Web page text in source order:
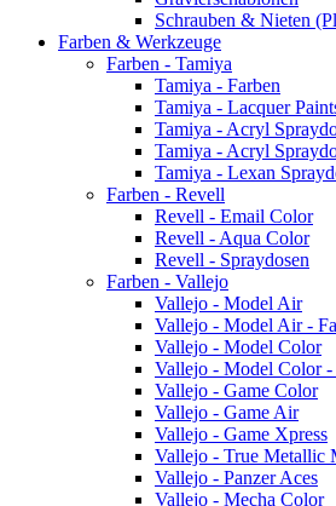
Schrauben & Nieten
Farben & Werkzeuge
Farben - Tamiya
Tamiya - Farben
Tamiya - Lacquer
Tamiya - Acryl
Tamiya - Acryl
Tamiya - Lexan
Farben - Revell
Revell - Email Color
Revell - Aqua Color
Revell - Spraydosen
Farben - Vallejo
Vallejo - Model Air
Vallejo - Model Air -
Vallejo - Model Color
Vallejo - Model Color -
Vallejo - Game Color
Vallejo - Game Air
Vallejo - Game Xpress
Vallejo - True Metallic
Vallejo - Panzer Aces
Vallejo - Mecha Color